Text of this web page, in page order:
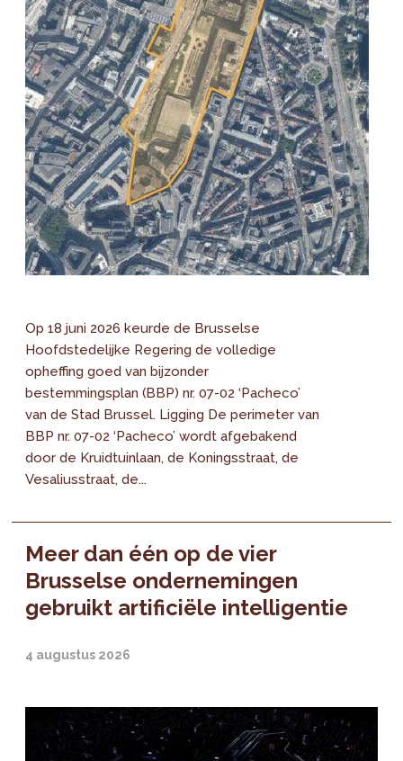
Op 18 juni 2026 keurde de Brusselse
Hoofdstedelijke Regering de volledige
opheffing goed van bijzonder
bestemmingsplan (BBP) nr. 07-02 ‘Pacheco’
van de Stad Brussel. Ligging De perimeter van
BBP nr. 07-02 ‘Pacheco’ wordt afgebakend
door de Kruidtuinlaan, de Koningsstraat, de
Vesaliusstraat, de...
Meer dan één op de vier
Brusselse ondernemingen
gebruikt artificiële intelligentie
4 augustus 2026